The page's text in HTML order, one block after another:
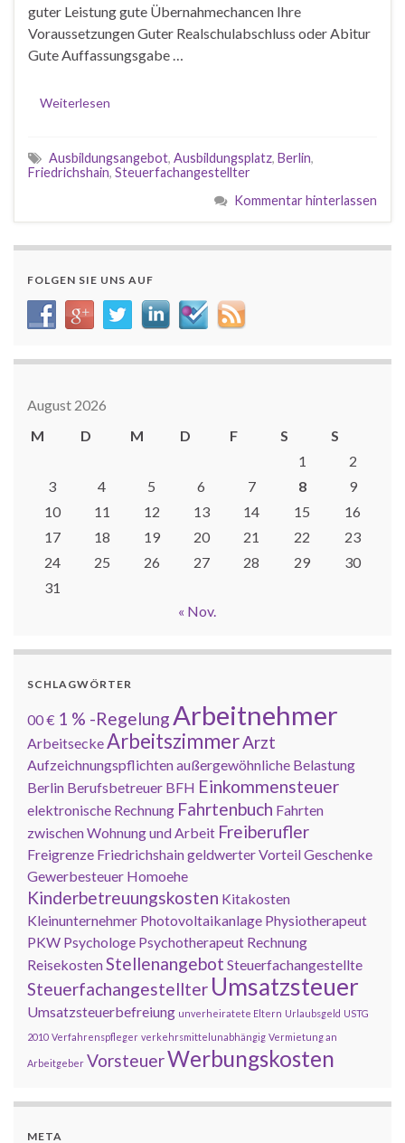
guter Leistung gute Übernahmechancen Ihre
Voraussetzungen Guter Realschulabschluss oder Abitur
Gute Auffassungsgabe …
Weiterlesen
Ausbildungsangebot, Ausbildungsplatz, Berlin,
Friedrichshain, Steuerfachangestellter
Kommentar hinterlassen
FOLGEN SIE UNS AUF
August 2026
M
D M D F S
S
1
2
3
4 5 6 7 8
9
10
11 12 13 14 15
16
17
18 19 20 21 22
23
24
25 26 27 28 29
30
31
« Nov.
SCHLAGWÖRTER
00 € 1 % -RegelungArbeitnehmer
ArbeitseckeArbeitszimmerArzt
Aufzeichnungspflichtenaußergewöhnliche Belastung
Berlin Berufsbetreuer BFH Einkommensteuer
elektronische Rechnung Fahrtenbuch Fahrten
zwischen Wohnung und Arbeit Freiberufler
Freigrenze Friedrichshaingeldwerter VorteilGeschenke
Gewerbesteuer Homoehe
Kinderbetreuungskosten Kitakosten
Kleinunternehmer Photovoltaikanlage Physiotherapeut
PKW Psychologe Psychotherapeut Rechnung
ReisekostenStellenangebot Steuerfachangestellte
Steuerfachangestellter Umsatzsteuer
Umsatzsteuerbefreiung unverheiratete Eltern Urlaubsgeld USTG
2010 Verfahrenspfleger verkehrsmittelunabhängig Vermietung an
Arbeitgeber VorsteuerWerbungskosten
META